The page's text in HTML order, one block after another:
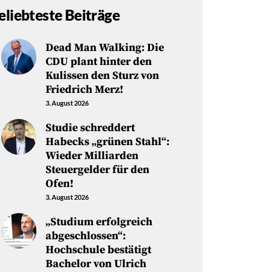
Beiträge
Dead Man Walking: Die
CDU plant hinter den
Kulissen den Sturz von
Friedrich Merz!
3. August 2026
Studie schreddert
Habecks „grünen Stahl“:
Wieder Milliarden
Steuergelder für den
Ofen!
3. August 2026
„Studium erfolgreich
abgeschlossen“:
Hochschule bestätigt
Bachelor von Ulrich